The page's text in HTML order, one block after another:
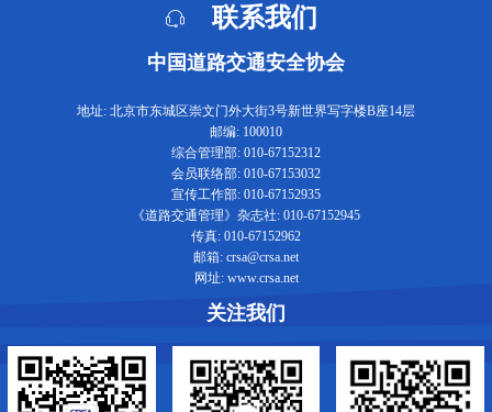
联系我们
中国道路交通安全协会
地址: 北京市东城区崇文门外大街3号新世界写字楼B座14层
邮编: 100010
综合管理部: 010-67152312
会员联络部: 010-67153032
宣传工作部: 010-67152935
《道路交通管理》杂志社: 010-67152945
传真: 010-67152962
邮箱: crsa@crsa.net
网址: www.crsa.net
关注我们